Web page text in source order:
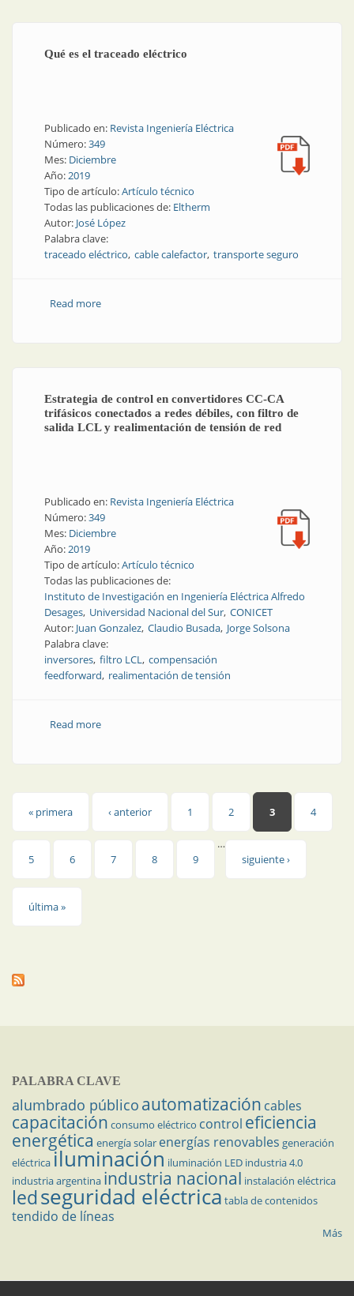
Qué es el traceado eléctrico
Publicado en: Revista Ingeniería Eléctrica
Número:349
Mes: Diciembre
Año:2019
Tipo de artículo:Artículo técnico
Todas las publicaciones de: Eltherm
Autor: José López
Palabra clave:
traceado eléctrico cable calefactor transporte seguro
Read moreabout Qué es el traceado eléctrico
Estrategia de control en convertidores CC-CA
trifásicos conectados a redes débiles, con filtro de
salida LCL y realimentación de tensión de red
Publicado en: Revista Ingeniería Eléctrica
Número:349
Mes: Diciembre
Año:2019
Tipo de artículo:Artículo técnico
Todas las publicaciones de:
Instituto de Investigación en Ingeniería Eléctrica Alfredo
Desages Universidad Nacional del Sur CONICET
Autor: Juan Gonzalez Claudio Busada Jorge Solsona
Palabra clave:
inversores filtro LCL compensación
feedforward realimentación de tensión
Read moreabout Estrategia de control en convertidores CC-CA
Páginas
« primera ‹ anterior 1 2 3 4
5 6 7 8 9
…
siguiente ›
última »
PALABRA CLAVE
alumbrado público automatización cables
capacitación consumo eléctrico control eficiencia
energética energía solar energías renovables generación
eléctricailuminación iluminación LED industria 4.0
industria argentina industria nacional instalación eléctrica
ledseguridad eléctrica tabla de contenidos
tendido de líneas
Más